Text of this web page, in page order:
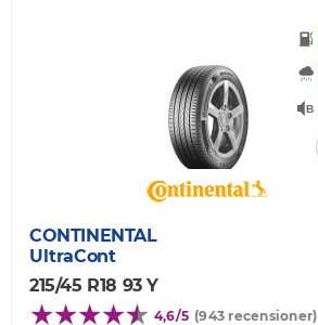
CONTINENTAL
UltraCont
215/45 R18 93 Y
4,6/5 (943 recensioner)